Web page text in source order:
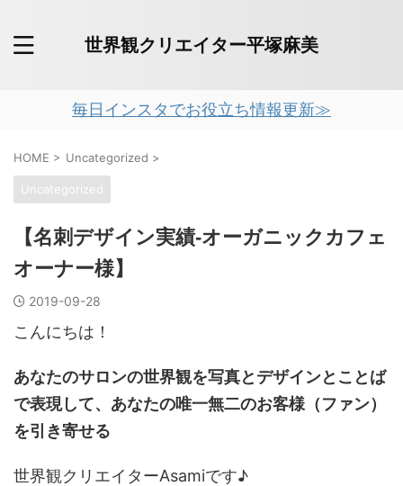
世界観クリエイター平塚麻美
毎日インスタでお役立ち情報更新≫
HOME > Uncategorized >
Uncategorized
【名刺デザイン実績-オーガニックカフェ
オーナー様】
2019-09-28
こんにちは！
あなたのサロンの世界観を写真とデザインとことば
で表現して、あなたの唯一無二のお客様（ファン）
を引き寄せる
世界観クリエイターAsamiです♪